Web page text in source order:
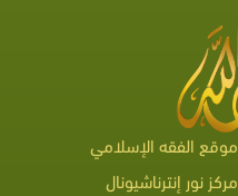
موقع الفقه الإسلامي
مركز نور إنترناشيونال